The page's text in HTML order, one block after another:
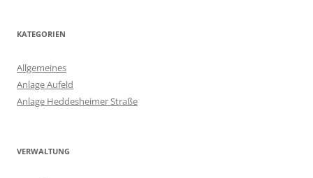
KATEGORIEN
Allgemeines
Anlage Aufeld
Anlage Heddesheimer Straße
VERWALTUNG